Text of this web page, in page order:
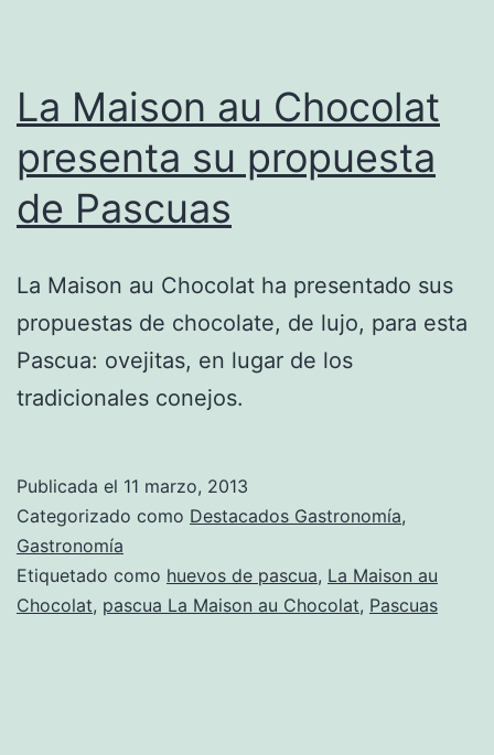
La Maison au Chocolat
presenta su propuesta
de Pascuas
La Maison au Chocolat ha presentado sus
propuestas de chocolate, de lujo, para esta
Pascua: ovejitas, en lugar de los
tradicionales conejos.
Publicada el 11 marzo, 2013
Categorizado como Destacados Gastronomía,
Gastronomía
Etiquetado como huevos de pascua, La Maison au
Chocolat, pascua La Maison au Chocolat, Pascuas